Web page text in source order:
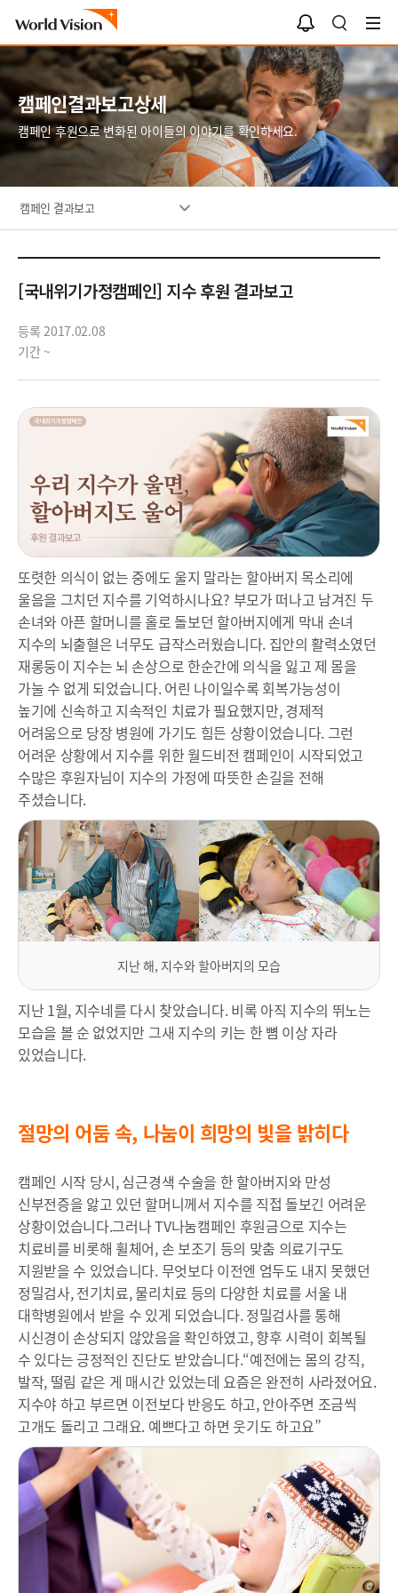
검
색
알
림
함
캠페인결과보고상세
캠페인 후원으로 변화된 아이들의 이야기를 확인하세요.
캠페인 결과보고
[국내위기가정캠페인] 지수 후원 결과보고
등록 2017.02.08
기간 ~
또렷한 의식이 없는 중에도 울지 말라는 할아버지 목소리에
울음을 그치던 지수를 기억하시나요? 부모가 떠나고 남겨진 두
손녀와 아픈 할머니를 홀로 돌보던 할아버지에게 막내 손녀
지수의 뇌출혈은 너무도 급작스러웠습니다. 집안의 활력소였던
재롱둥이 지수는 뇌 손상으로 한순간에 의식을 잃고 제 몸을
가눌 수 없게 되었습니다. 어린 나이일수록 회복가능성이
높기에 신속하고 지속적인 치료가 필요했지만, 경제적
어려움으로 당장 병원에 가기도 힘든 상황이었습니다. 그런
어려운 상황에서 지수를 위한 월드비전 캠페인이 시작되었고
수많은 후원자님이 지수의 가정에 따뜻한 손길을 전해
주셨습니다.
지난 해, 지수와 할아버지의 모습
지난 1월, 지수네를 다시 찾았습니다. 비록 아직 지수의 뛰노는
모습을 볼 순 없었지만 그새 지수의 키는 한 뼘 이상 자라
있었습니다.
절망의 어둠 속, 나눔이 희망의 빛을 밝히다
캠페인 시작 당시, 심근경색 수술을 한 할아버지와 만성
신부전증을 앓고 있던 할머니께서 지수를 직접 돌보긴 어려운
상황이었습니다.그러나 TV나눔캠페인 후원금으로 지수는
치료비를 비롯해 휠체어, 손 보조기 등의 맞춤 의료기구도
지원받을 수 있었습니다. 무엇보다 이전엔 엄두도 내지 못했던
정밀검사, 전기치료, 물리치료 등의 다양한 치료를 서울 내
대학병원에서 받을 수 있게 되었습니다. 정밀검사를 통해
시신경이 손상되지 않았음을 확인하였고, 향후 시력이 회복될
수 있다는 긍정적인 진단도 받았습니다.“예전에는 몸의 강직,
발작, 떨림 같은 게 매시간 있었는데 요즘은 완전히 사라졌어요.
지수야 하고 부르면 이전보다 반응도 하고, 안아주면 조금씩
고개도 돌리고 그래요. 예쁘다고 하면 웃기도 하고요”